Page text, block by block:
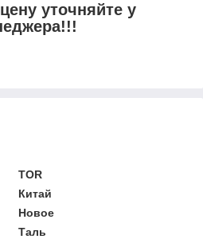
уточняйте у
TOR
Китай
Новое
Таль